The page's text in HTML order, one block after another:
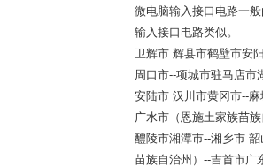
微电脑输入接口电路一
输入接口电路类似。
卫辉市 辉县市鹤壁市安
周口市--项城市驻马店市
安陆市 汉川市黄冈市--
广水市（恩施土家族苗
醴陵市湘潭市--湘乡市
苗族自治州）--吉首市广